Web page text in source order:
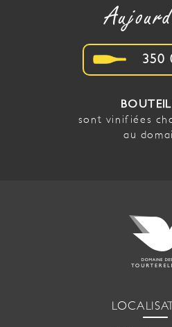
350
sont vinifiées
au